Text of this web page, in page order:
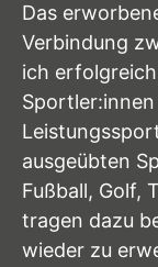
Das
Verbindung
ich
ausgeübten
Fußball, Golf,
tragen dazu
wieder zu